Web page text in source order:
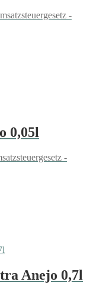
-
0,05l
-
Anejo 0,7l